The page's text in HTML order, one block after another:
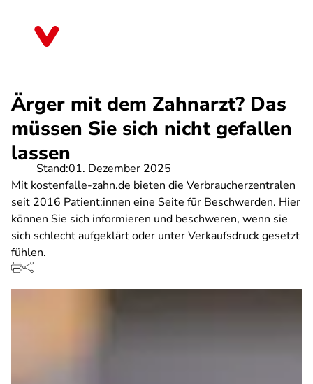
Ärger mit dem Zahnarzt? Das
müssen Sie sich nicht gefallen
lassen
Stand:01. Dezember 2025
Mit kostenfalle-zahn.de bieten die Verbraucherzentralen
seit 2016 Patient:innen eine Seite für Beschwerden. Hier
können Sie sich informieren und beschweren, wenn sie
sich schlecht aufgeklärt oder unter Verkaufsdruck gesetzt
fühlen.